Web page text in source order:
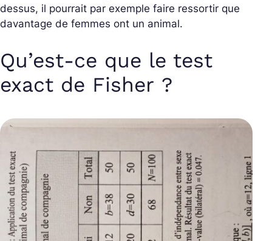
dessus, il pourrait par exemple faire ressortir que
davantage de femmes ont un animal.
Qu’est-ce que le test
exact de Fisher ?